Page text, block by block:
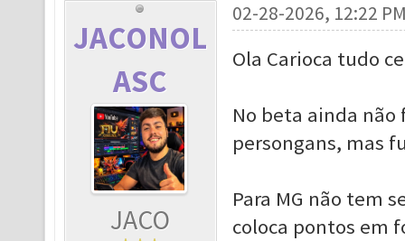
JACONOL
ASC
JACO
02-28-2026, 12:22
Ola Carioca tudo
No beta ainda
persongans, mas
Para MG não tem
coloca pontos em